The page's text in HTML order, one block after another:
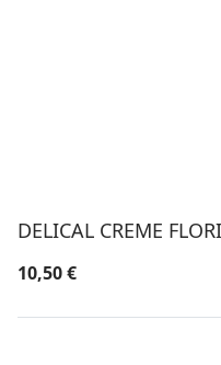
DELICAL CREME
10,50€